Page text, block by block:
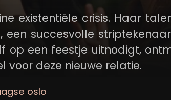
existentiële crisis. Haar
succesvolle
op een feestje uitnodigt,
voor deze nieuwe relatie.
oslo